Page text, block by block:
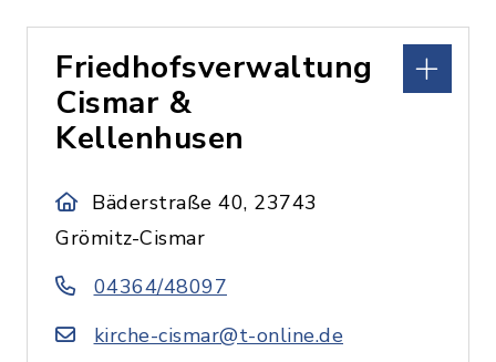
Friedhofsverwaltung
Cismar &
Kellenhusen
Bäderstraße 40, 23743
Grömitz-Cismar
04364/48097
kirche-cismar@t-online.de